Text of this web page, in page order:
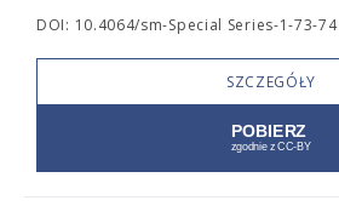
DOI: 10.4064/sm-Special Series-1-73-74
SZCZEGÓŁY